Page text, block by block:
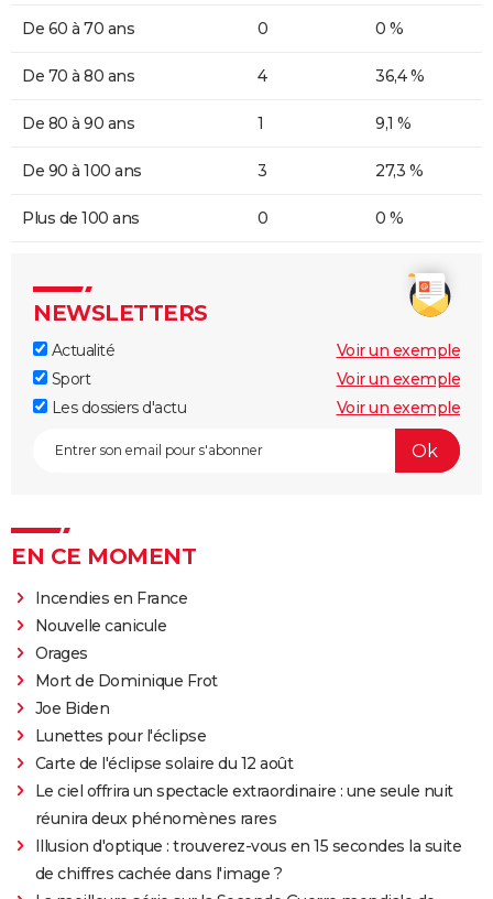
De 60 à 70 ans 0 0 %
De 70 à 80 ans 4 36,4 %
De 80 à 90 ans 1 9,1 %
De 90 à 100 ans 3 27,3 %
Plus de 100 ans 0 0 %
NEWSLETTERS
Actualité
Voir un exemple
Sport
Voir un exemple
Les dossiers d'actu
Voir un exemple
EN CE MOMENT
Incendies en France
Nouvelle canicule
Orages
Mort de Dominique Frot
Joe Biden
Lunettes pour l'éclipse
Carte de l'éclipse solaire du 12 août
Le ciel offrira un spectacle extraordinaire : une seule nuit
réunira deux phénomènes rares
Illusion d'optique : trouverez-vous en 15 secondes la suite
de chiffres cachée dans l'image ?